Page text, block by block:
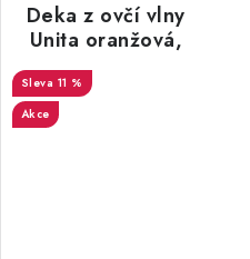
Deka z ovčí vlny
Unita oranžová,
140 x 200 cm
11 %
Akce